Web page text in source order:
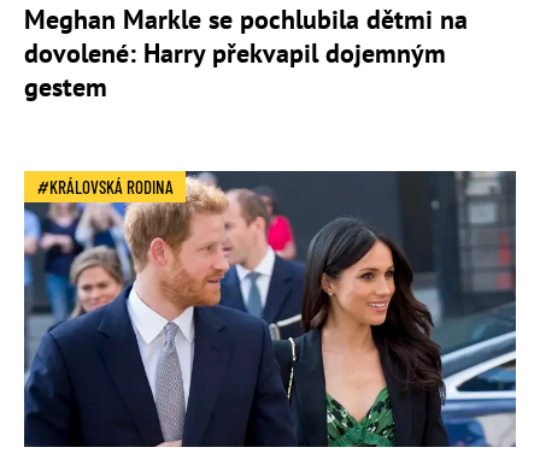
Meghan Markle se pochlubila dětmi na
dovolené: Harry překvapil dojemným
gestem
KRÁLOVSKÁ RODINA